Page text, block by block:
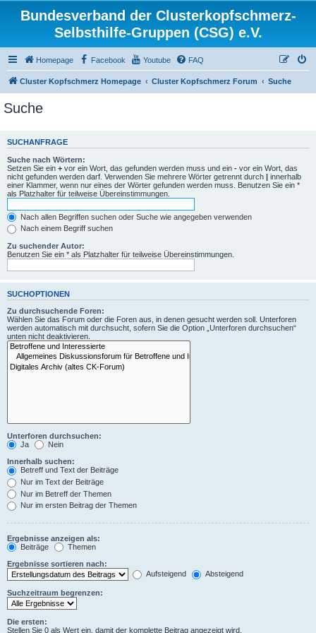
Bundesverband der Clusterkopfschmerz-
Selbsthilfe-Gruppen (CSG) e.V.
Homepage Facebook Youtube FAQ
Cluster Kopfschmerz Homepage Cluster Kopfschmerz Forum Suche
Suche
SUCHANFRAGE
Suche nach Wörtern:
Setzen Sie ein + vor ein Wort, das gefunden werden muss und ein - vor ein Wort, das
nicht gefunden werden darf. Verwenden Sie mehrere Wörter getrennt durch | innerhalb
einer Klammer, wenn nur eines der Wörter gefunden werden muss. Benutzen Sie ein *
als Platzhalter für teilweise Übereinstimmungen.
Nach allen Begriffen suchen oder Suche wie angegeben verwenden
Nach einem Begriff suchen
Zu suchender Autor:
Benutzen Sie ein * als Platzhalter für teilweise Übereinstimmungen.
SUCHOPTIONEN
Zu durchsuchende Foren:
Wählen Sie das Forum oder die Foren aus, in denen gesucht werden soll. Unterforen
werden automatisch mit durchsucht, sofern Sie die Option „Unterforen durchsuchen“
unten nicht deaktivieren.
Unterforen durchsuchen:
Ja
Nein
Innerhalb suchen:
Betreff und Text der Beiträge
Nur im Text der Beiträge
Nur im Betreff der Themen
Nur im ersten Beitrag der Themen
Ergebnisse anzeigen als:
Beiträge
Themen
Ergebnisse sortieren nach:
Aufsteigend
Absteigend
Suchzeitraum begrenzen:
Die ersten:
Stellen Sie 0 als Wert ein, damit der komplette Beitrag angezeigt wird.